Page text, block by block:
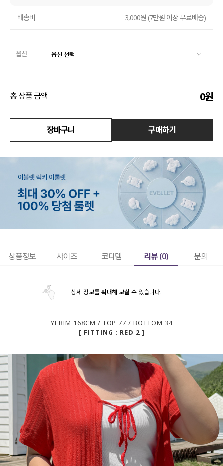
니트배송비 3,000원 (7만원 이상 무료배송)
옵션
총 상품 금액 0원
장바구니 구매하기
상품정보 사이즈 코디템 리뷰 (0) 문의
상세 정보를 확대해 보실 수 있습니다.
YERIM 168CM / TOP 77 / BOTTOM 34
[ FITTING : RED 2 ]